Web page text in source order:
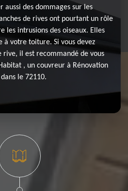
aussi des dommages sur les
de rives ont pourtant un rôle
les intrusions des oiseaux. Elles
à votre toiture. Si vous devez
rive, il est recommandé de vous
, un couvreur à Rénovation
le 72110.